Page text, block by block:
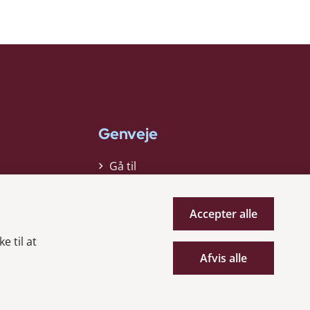
Genveje
Gå til
til at
Accepter alle
Afvis alle